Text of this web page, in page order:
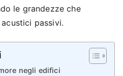
le grandezze che
passivi.
negli edifici